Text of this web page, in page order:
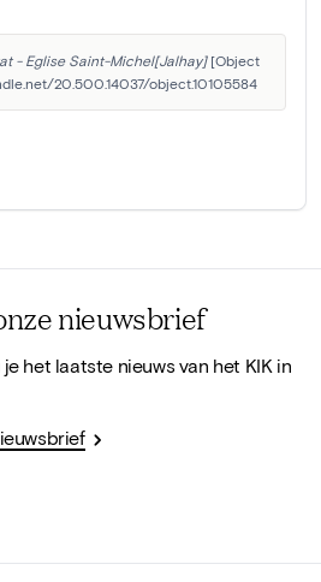
- Eglise Saint-Michel[Jalhay] [Object
20.500.14037/object.10105584
nieuwsbrief
het laatste nieuws van het KIK in